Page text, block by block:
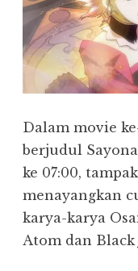
Dalam movie
berjudul
ke 07:00,
menayangkan
karya-karya
Atom dan Black